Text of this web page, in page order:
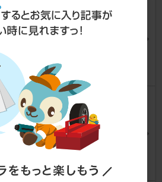
Dラー車検 16年9ヶ月 143,852k
m
ストリーム [RN6/7/8/9]
7
車検とエアロキャッチ取り付け
2021/10/27
ストリーム [RN6/7/8/9]
yu-r-y-a-EKさん